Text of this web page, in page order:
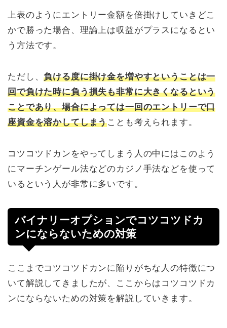
上表のようにエントリー金額を倍掛けしていきどこ
かで勝った場合、理論上は収益がプラスになるとい
う方法です。
ただし、負ける度に掛け金を増やすということは一
回で負けた時に負う損失も非常に大きくなるという
ことであり、場合によっては一回のエントリーで口
座資金を溶かしてしまうことも考えられます。
コツコツドカンをやってしまう人の中にはこのよう
にマーチンゲール法などのカジノ手法などを使って
いるという人が非常に多いです。
バイナリーオプションでコツコツドカ
ンにならないための対策
ここまでコツコツドカンに陥りがちな人の特徴につ
いて解説してきましたが、ここからはコツコツドカ
ンにならないための対策を解説していきます。